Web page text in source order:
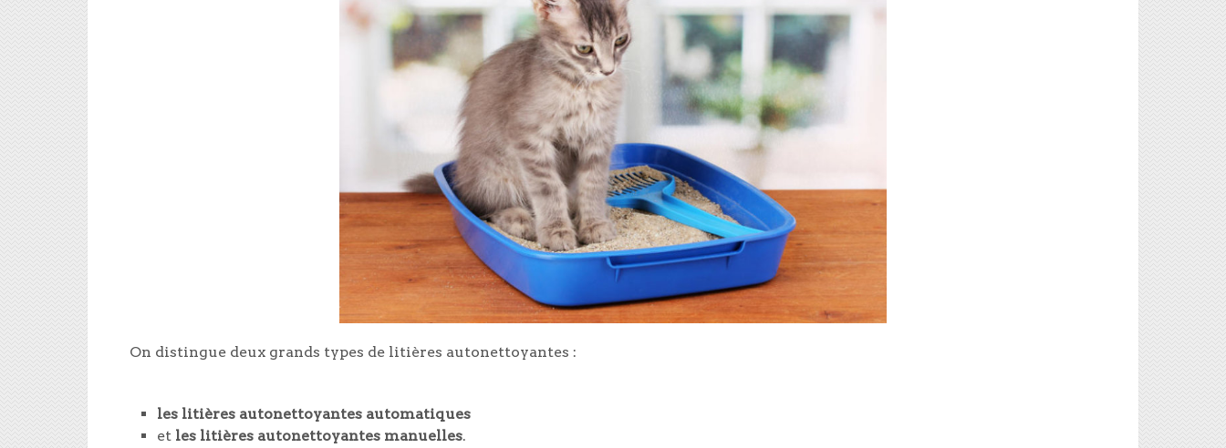
On distingue deux grands types de litières autonettoyantes :
les litières autonettoyantes automatiques
et les litières autonettoyantes manuelles.